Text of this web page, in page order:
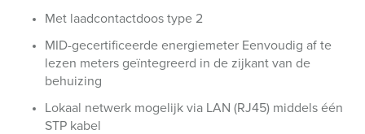
Met laadcontactdoos type 2
MID-gecertificeerde energiemeter Eenvoudig af te
lezen meters geïntegreerd in de zijkant van de
behuizing
Lokaal netwerk mogelijk via LAN (RJ45) middels één
STP kabel